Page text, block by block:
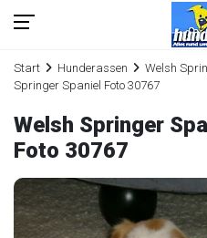
Start Hunderassen Welsh
Springer Spaniel Foto 30767
Welsh Springer
Foto 30767